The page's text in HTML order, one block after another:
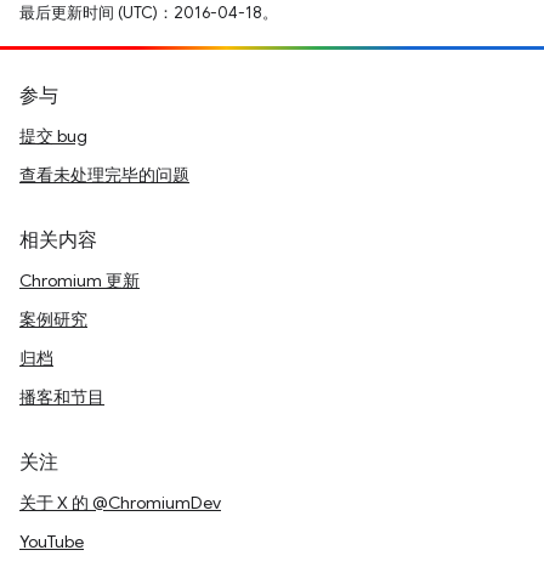
最后更新时间 (UTC)：2016-04-18。
参与
提交 bug
查看未处理完毕的问题
相关内容
Chromium 更新
案例研究
归档
播客和节目
关注
关于 X 的 @ChromiumDev
YouTube